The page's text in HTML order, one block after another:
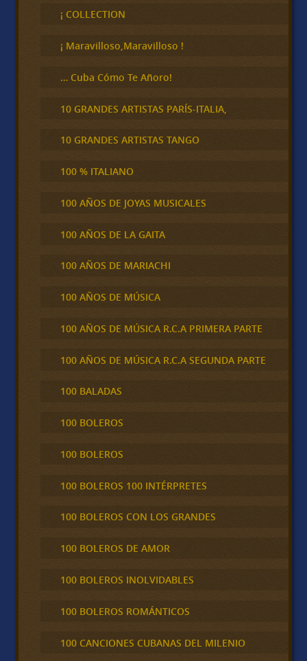
c
a
¡ COLLECTION
¡ Maravilloso,Maravilloso !
… Cuba Cómo Te Añoro!
10 GRANDES ARTISTAS PARÍS-ITALIA,
10 GRANDES ARTISTAS TANGO
100 % ITALIANO
100 AÑOS DE JOYAS MUSICALES
100 AÑOS DE LA GAITA
100 AÑOS DE MARIACHI
100 AÑOS DE MÚSICA
100 AÑOS DE MÚSICA R.C.A PRIMERA PARTE
100 AÑOS DE MÚSICA R.C.A SEGUNDA PARTE
100 BALADAS
100 BOLEROS
100 BOLEROS
100 BOLEROS 100 INTÉRPRETES
100 BOLEROS CON LOS GRANDES
100 BOLEROS DE AMOR
100 BOLEROS INOLVIDABLES
100 BOLEROS ROMÁNTICOS
100 CANCIONES CUBANAS DEL MILENIO